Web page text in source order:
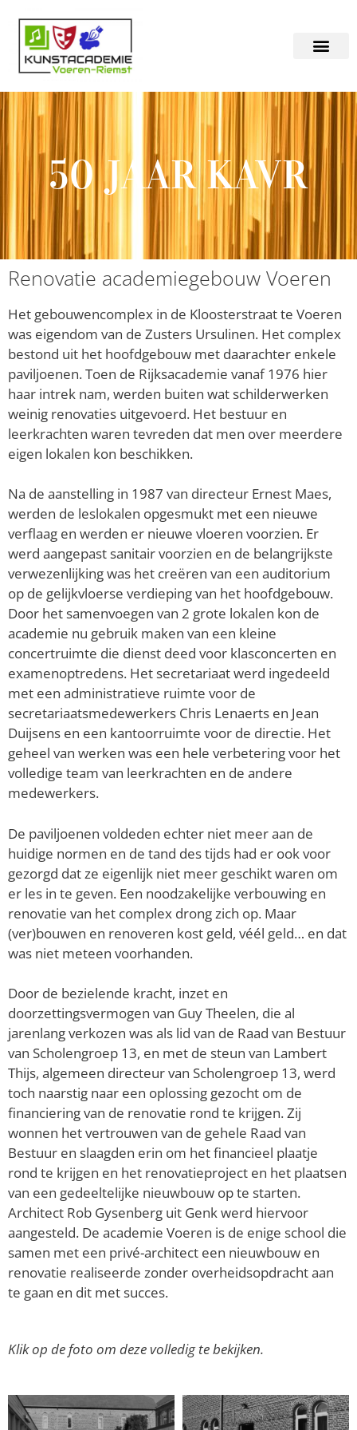
50 JAAR KAVR
Renovatie academiegebouw Voeren
Het gebouwencomplex in de Kloosterstraat te Voeren
was eigendom van de Zusters Ursulinen. Het complex
bestond uit het hoofdgebouw met daarachter enkele
paviljoenen. Toen de Rijksacademie vanaf 1976 hier
haar intrek nam, werden buiten wat schilderwerken
weinig renovaties uitgevoerd. Het bestuur en
leerkrachten waren tevreden dat men over meerdere
eigen lokalen kon beschikken.
Na de aanstelling in 1987 van directeur Ernest Maes,
werden de leslokalen opgesmukt met een nieuwe
verflaag en werden er nieuwe vloeren voorzien. Er
werd aangepast sanitair voorzien en de belangrijkste
verwezenlijking was het creëren van een auditorium
op de gelijkvloerse verdieping van het hoofdgebouw.
Door het samenvoegen van 2 grote lokalen kon de
academie nu gebruik maken van een kleine
concertruimte die dienst deed voor klasconcerten en
examenoptredens. Het secretariaat werd ingedeeld
met een administratieve ruimte voor de
secretariaatsmedewerkers Chris Lenaerts en Jean
Duijsens en een kantoorruimte voor de directie. Het
geheel van werken was een hele verbetering voor het
volledige team van leerkrachten en de andere
medewerkers.
De paviljoenen voldeden echter niet meer aan de
huidige normen en de tand des tijds had er ook voor
gezorgd dat ze eigenlijk niet meer geschikt waren om
er les in te geven. Een noodzakelijke verbouwing en
renovatie van het complex drong zich op. Maar
(ver)bouwen en renoveren kost geld, véél geld… en dat
was niet meteen voorhanden.
Door de bezielende kracht, inzet en
doorzettingsvermogen van Guy Theelen, die al
jarenlang verkozen was als lid van de Raad van Bestuur
van Scholengroep 13, en met de steun van Lambert
Thijs, algemeen directeur van Scholengroep 13, werd
toch naarstig naar een oplossing gezocht om de
financiering van de renovatie rond te krijgen. Zij
wonnen het vertrouwen van de gehele Raad van
Bestuur en slaagden erin om het financieel plaatje
rond te krijgen en het renovatieproject en het plaatsen
van een gedeeltelijke nieuwbouw op te starten.
Architect Rob Gysenberg uit Genk werd hiervoor
aangesteld. De academie Voeren is de enige school die
samen met een privé-architect een nieuwbouw en
renovatie realiseerde zonder overheidsopdracht aan
te gaan en dit met succes.
Klik op de foto om deze volledig te bekijken.